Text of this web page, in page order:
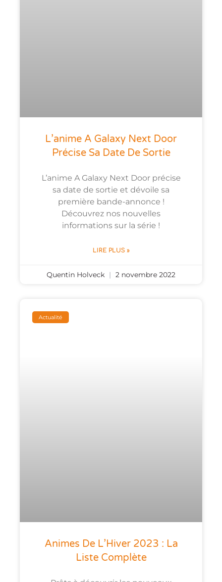
L’anime A Galaxy Next Door
Précise Sa Date De Sortie
L’anime A Galaxy Next Door précise
sa date de sortie et dévoile sa
première bande-annonce !
Découvrez nos nouvelles
informations sur la série !
LIRE PLUS »
Quentin Holveck 2 novembre 2022
Actualité
Animes De L’Hiver 2023 : La
Liste Complète